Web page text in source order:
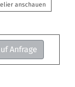
anschauen
Anfrage